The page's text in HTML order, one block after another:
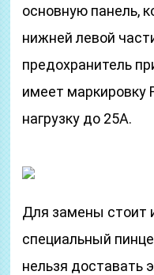
основную панель,
нижней левой
предохранитель
имеет маркировку
нагрузку до 25А.
Для замены стоит
специальный
нельзя доставать